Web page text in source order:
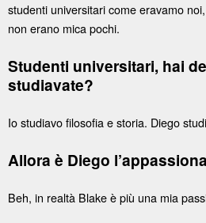
studenti universitari come eravamo
non erano mica pochi.
Studenti universitari, hai
studiavate?
Io studiavo filosofia e storia. Diego
Allora è Diego
Beh, in realtà Blake è più una mia